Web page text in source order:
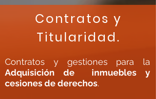
Contratos y
Titularidad.
Contratos y gestiones para la
Adquisición de
inmuebles y
cesiones de derechos.